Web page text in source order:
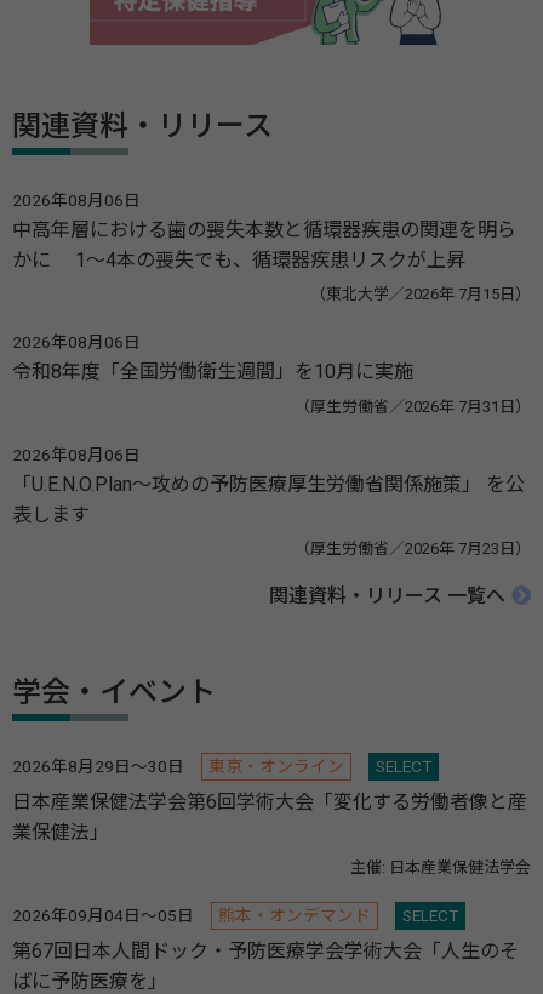
関連資料・リリース
2026年08月06日
中高年層における歯の喪失本数と循環器疾患の関連を明ら
かに 1～4本の喪失でも、循環器疾患リスクが上昇
（東北大学／2026年 7月15日）
2026年08月06日
令和8年度「全国労働衛生週間」を10月に実施
（厚生労働省／2026年 7月31日）
2026年08月06日
「U.E.N.O.Plan～攻めの予防医療厚生労働省関係施策」 を公
表します
（厚生労働省／2026年 7月23日）
関連資料・リリース 一覧へ
学会・イベント
2026年8月29日～30日 東京・オンライン SELECT
日本産業保健法学会第6回学術大会「変化する労働者像と産
業保健法」
主催: 日本産業保健法学会
2026年09月04日～05日 熊本・オンデマンド SELECT
第67回日本人間ドック・予防医療学会学術大会「人生のそ
ばに予防医療を」